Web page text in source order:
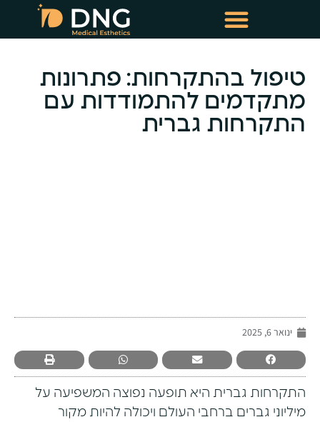
טיפול בהתקרחות: פתרונות
מתקדמים להתמודדות עם
התקרחות גברית
ינואר 6, 2025
התקרחות גברית היא תופעה נפוצה המשפיעה על
מיליוני גברים ברחבי העולם ויכולה להיות מקור